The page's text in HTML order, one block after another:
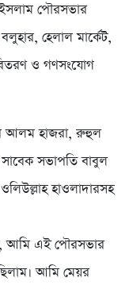
পৌরসভার
হেলাল মার্কেট,
ও গণসংযোগ
আলম হাজরা, রুহুল
সভাপতি বাবুল
হাওলাদারসহ
আমি এই পৌরসভার
আমি মেয়র